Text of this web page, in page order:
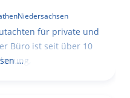
Niedersachsen
für private und
Büro ist seit über 10
…